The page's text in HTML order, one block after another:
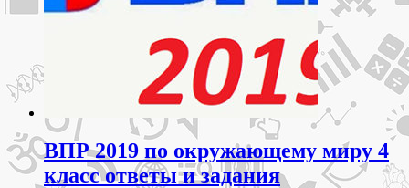
ВПР 2019 по окружающему миру 4
класс ответы и задания